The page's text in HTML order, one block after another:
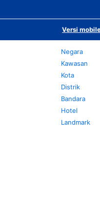
Versi
Negara
Kawasan
Kota
Distrik
Bandara
Hotel
Landmark